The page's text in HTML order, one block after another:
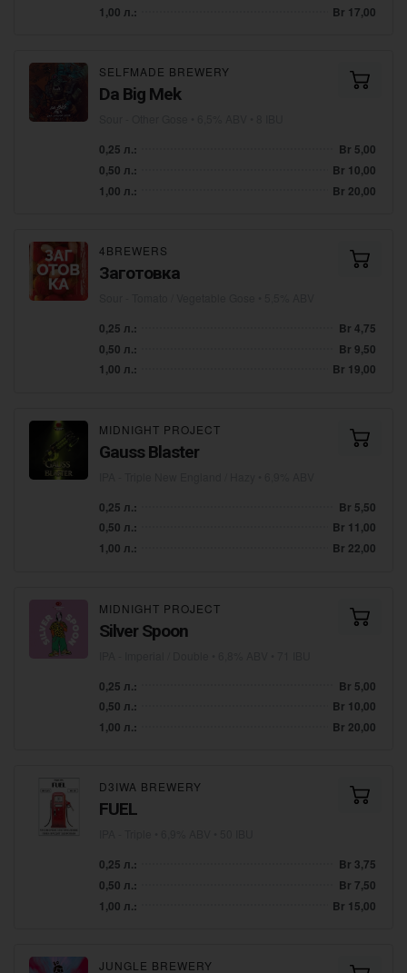
1,00 л.:
Br 17,00
SELFMADE BREWERY
Da Big Mek
0,25 л.:
Br 5,00
0,50 л.:
Br 10,00
1,00 л.:
Br 20,00
4BREWERS
Заготовка
0,25 л.:
Br 4,75
0,50 л.:
Br 9,50
1,00 л.:
Br 19,00
MIDNIGHT PROJECT
Gauss Blaster
0,25 л.:
Br 5,50
0,50 л.:
Br 11,00
1,00 л.:
Br 22,00
MIDNIGHT PROJECT
Silver Spoon
0,25 л.:
Br 5,00
0,50 л.:
Br 10,00
1,00 л.:
Br 20,00
D3IWA BREWERY
FUEL
0,25 л.:
Br 3,75
0,50 л.:
Br 7,50
1,00 л.:
Br 15,00
JUNGLE BREWERY